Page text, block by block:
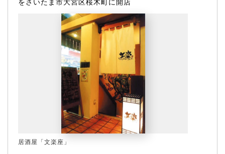
をさいたま市大宮区桜木町に開店
居酒屋「文楽座」